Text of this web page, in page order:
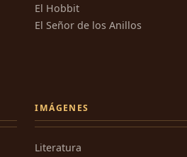
El Hobbit
El Señor de los Anillos
IMÁGENES
Literatura